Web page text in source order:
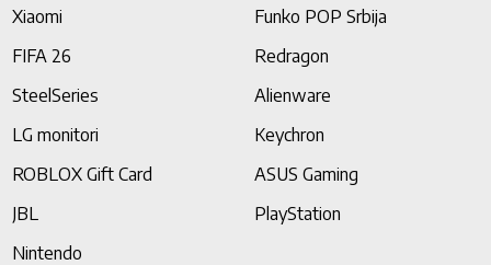
Xiaomi
Funko POP Srbija
FIFA 26
Redragon
SteelSeries
Alienware
LG monitori
Keychron
ROBLOX Gift Card
ASUS Gaming
JBL
PlayStation
Nintendo